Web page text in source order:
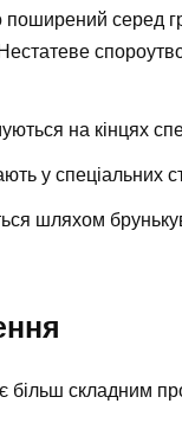
серед
на кінцях
у спеціальних
шляхом
більш складним